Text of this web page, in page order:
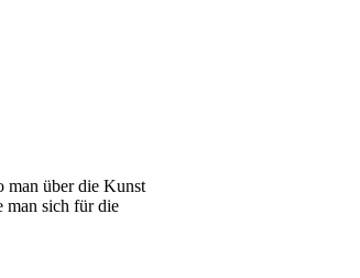
man über die Kunst
man sich für die